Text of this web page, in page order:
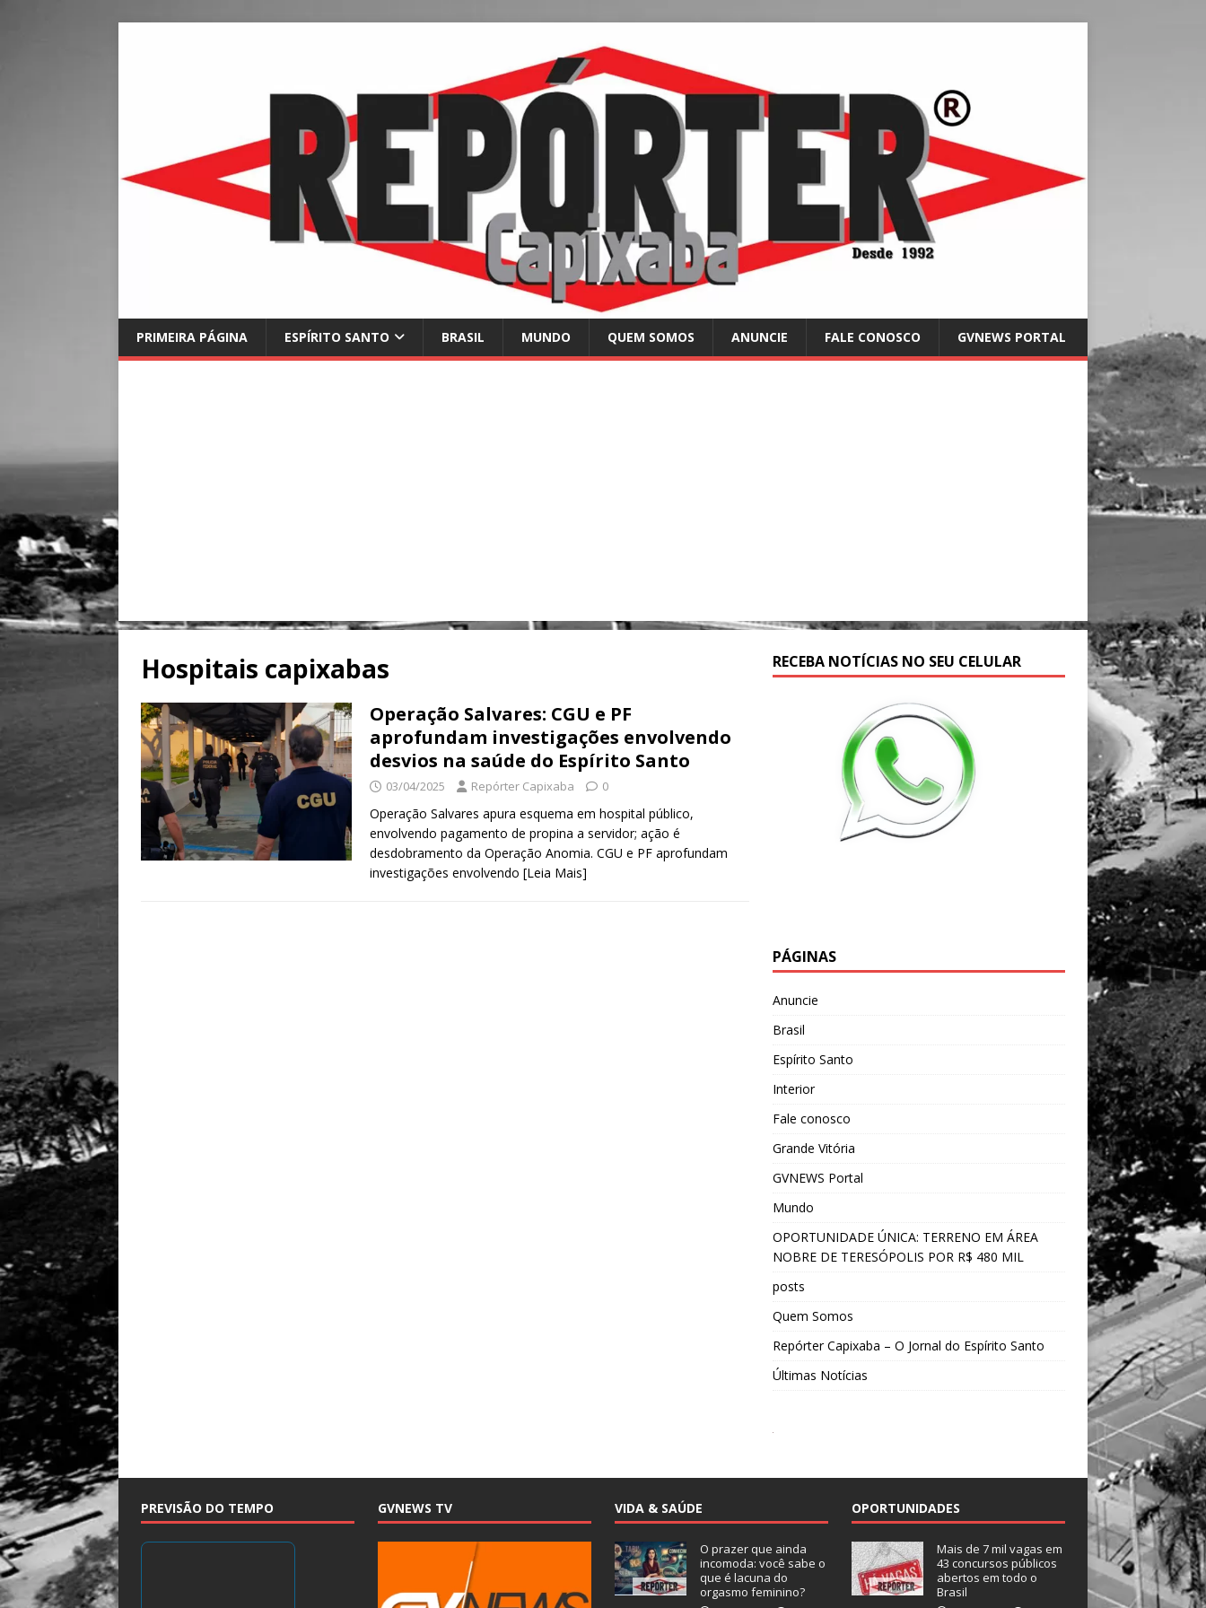
PRIMEIRA PÁGINA ESPÍRITO SANTO BRASIL MUNDO QUEM SOMOS ANUNCIE FALE CONOSCO GVNEWS PORTAL
Hospitais capixabas
Operação Salvares: CGU e PF
aprofundam investigações envolvendo
desvios na saúde do Espírito Santo
03/04/2025 Repórter Capixaba 0
Operação Salvares apura esquema em hospital público,
envolvendo pagamento de propina a servidor; ação é
desdobramento da Operação Anomia. CGU e PF aprofundam
investigações envolvendo [Leia Mais]
RECEBA NOTÍCIAS NO SEU CELULAR
PÁGINAS
Anuncie
Brasil
Espírito Santo
Interior
Fale conosco
Grande Vitória
GVNEWS Portal
Mundo
OPORTUNIDADE ÚNICA: TERRENO EM ÁREA
NOBRE DE TERESÓPOLIS POR R$ 480 MIL
posts
Quem Somos
Repórter Capixaba – O Jornal do Espírito Santo
Últimas Notícias
PREVISÃO DO TEMPO GVNEWS TV VIDA & SAÚDE
O prazer que ainda
incomoda: você sabe o
que é lacuna do
orgasmo feminino?
OPORTUNIDADES
Mais de 7 mil vagas em
43 concursos públicos
abertos em todo o
Brasil